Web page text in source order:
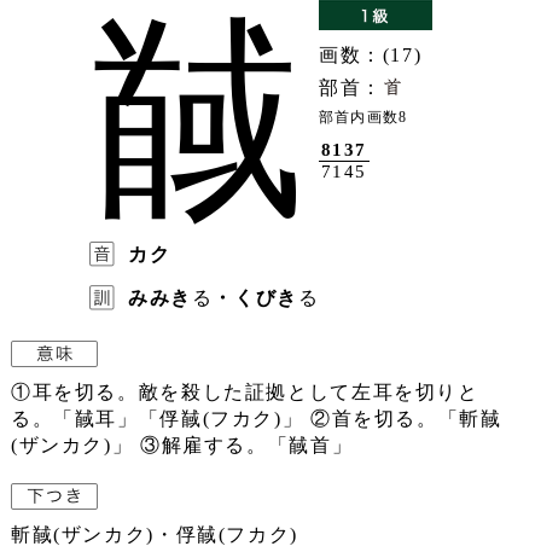
馘
画数：(17)
部首：
部首内画数8
8137
7145
カク
みみき る ・くびき る
①耳を切る。敵を殺した証拠として左耳を切りと
る。「馘耳」「俘馘(フカク)」 ②首を切る。「斬馘
(ザンカク)」 ③解雇する。「馘首」
斬馘(ザンカク)・俘馘(フカク)